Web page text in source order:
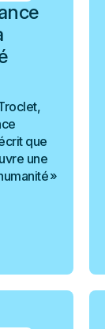
que
une
»